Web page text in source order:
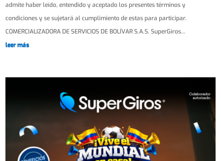
admite haber leído, entendido y aceptado los presentes términos y
condiciones y se sujetará al cumplimiento de estas para participar.
COMERCIALIZADORA DE SERVICIOS DE BOLÍVAR S.A.S. SuperGiros...
leer más